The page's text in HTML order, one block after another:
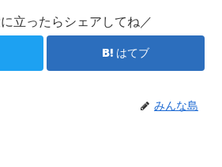
立ったらシェアしてね／
はてブ
みんな島